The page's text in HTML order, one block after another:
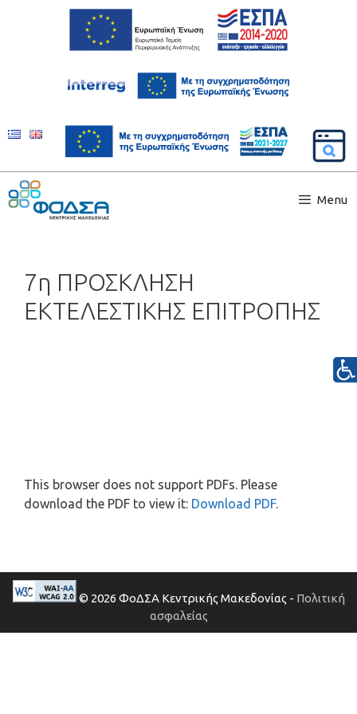
Menu
7η ΠΡΟΣΚΛΗΣΗ
ΕΚΤΕΛΕΣΤΙΚΗΣ ΕΠΙΤΡΟΠΗΣ
This browser does not support PDFs. Please
download the PDF to view it: Download PDF.
© 2026 ΦοΔΣΑ Κεντρικής Μακεδονίας - Πολιτική
ασφαλείας